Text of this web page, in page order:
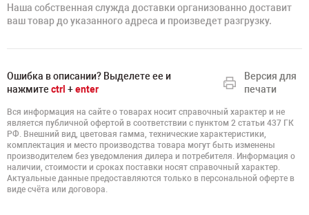
Наша собственная служда доставки организованно доставит
ваш товар до указанного адреса и произведет разгрузку.
Ошибка в описании? Выделете ее и
нажмите ctrl +enter
Версия для
печати
Вся информация на сайте о товарах носит справочный характер и не
является публичной офертой в соответствии с пунктом 2 статьи 437 ГК
РФ. Внешний вид, цветовая гамма, технические характеристики,
комплектация и место производства товара могут быть изменены
производителем без уведомления дилера и потребителя. Информация о
наличии, стоимости и сроках поставки носят справочный характер.
Актуальные данные предоставляются только в персональной оферте в
виде счёта или договора.